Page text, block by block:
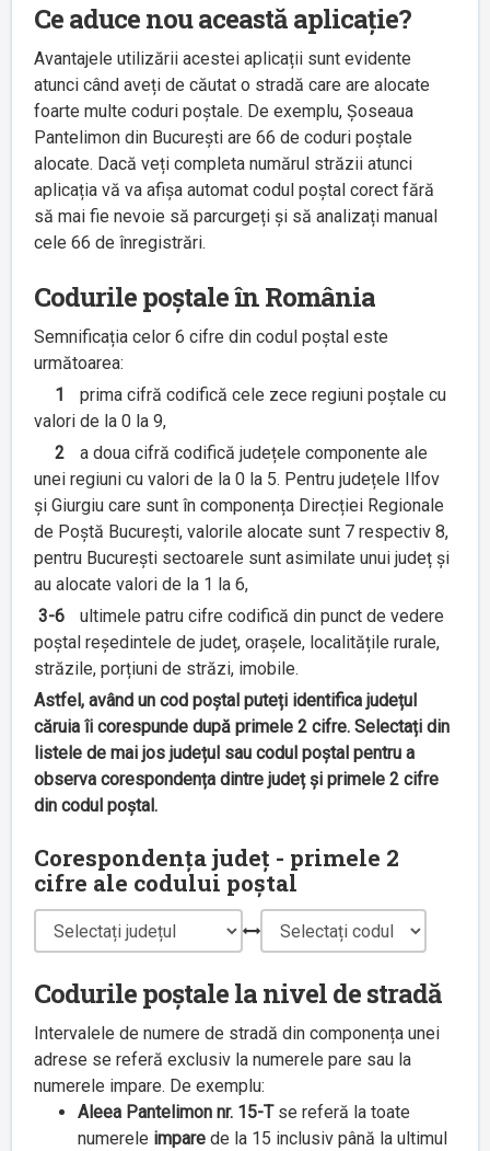
Ce aduce nou această aplicație?
Avantajele utilizării acestei aplicații sunt evidente
atunci când aveți de căutat o stradă care are alocate
foarte multe coduri poștale. De exemplu, Șoseaua
Pantelimon din București are 66 de coduri poștale
alocate. Dacă veți completa numărul străzii atunci
aplicația vă va afișa automat codul poștal corect fără
să mai fie nevoie să parcurgeți și să analizați manual
cele 66 de înregistrări.
Codurile poștale în România
Semnificația celor 6 cifre din codul poștal este
următoarea:
1
prima cifră codifică cele zece regiuni poștale cu
valori de la 0 la 9,
2
a doua cifră codifică județele componente ale
unei regiuni cu valori de la 0 la 5. Pentru județele Ilfov
și Giurgiu care sunt în componența Direcției Regionale
de Poștă București, valorile alocate sunt 7 respectiv 8,
pentru București sectoarele sunt asimilate unui județ și
au alocate valori de la 1 la 6,
3-6
ultimele patru cifre codifică din punct de vedere
poștal reședintele de județ, orașele, localitățile rurale,
străzile, porțiuni de străzi, imobile.
Astfel, având un cod poștal puteți identifica județul
căruia îi corespunde după primele 2 cifre. Selectați din
listele de mai jos județul sau codul poștal pentru a
observa corespondența dintre județ și primele 2 cifre
din codul poștal.
Corespondența județ - primele 2
cifre ale codului poștal
Codurile poștale la nivel de stradă
Intervalele de numere de stradă din componența unei
adrese se referă exclusiv la numerele pare sau la
numerele impare. De exemplu:
Aleea Pantelimon nr. 15-Tse referă la toate
numerele impare de la 15 inclusiv până la ultimul